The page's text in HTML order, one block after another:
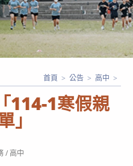
114-1寒假親
」
首頁 > 公告 > 高中 >
/高中